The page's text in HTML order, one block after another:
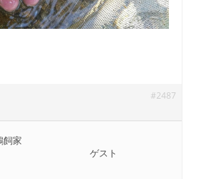
#2487
飼家
ゲスト